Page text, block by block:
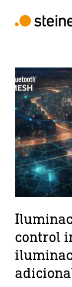
Búsqueda
Introducir el
control